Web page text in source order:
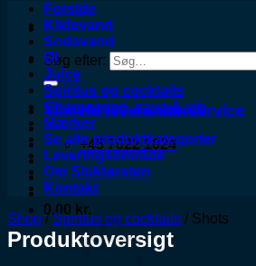
Søg efter:
Tilmeld leverandørservice
+45 7022 1024
0,00 kr.
Forside
Kildevand
Sodavand
Øl
Juice
Spiritus og cocktails
Champagne, cava & vin
Mærker
Se alle produktkategorier
Leveringsområde
Om Sluktørsten
Kontakt
Shop / Spiritus og cocktails / Shots
Produktoversigt